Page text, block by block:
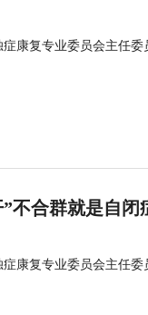
康复专业委员会主任委
”不合群就是自闭
康复专业委员会主任委